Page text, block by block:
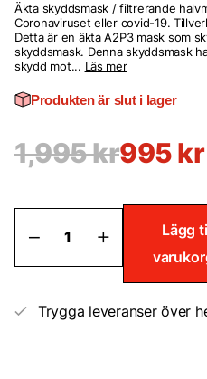
Äkta skyddsmask / filtrerande
Coronaviruset eller covid-19.
Detta är en äkta A2P3 mask som
skyddsmask. Denna skyddsmask
skydd mot... Läs mer
Produkten är slut i lager
1,995kr995kr
Skyddsmask
Premium
Coronavirus
mängd
Lägg
Trygga leveranser över